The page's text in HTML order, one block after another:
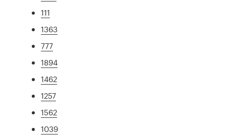
111
1363
777
1894
1462
1257
1562
1039